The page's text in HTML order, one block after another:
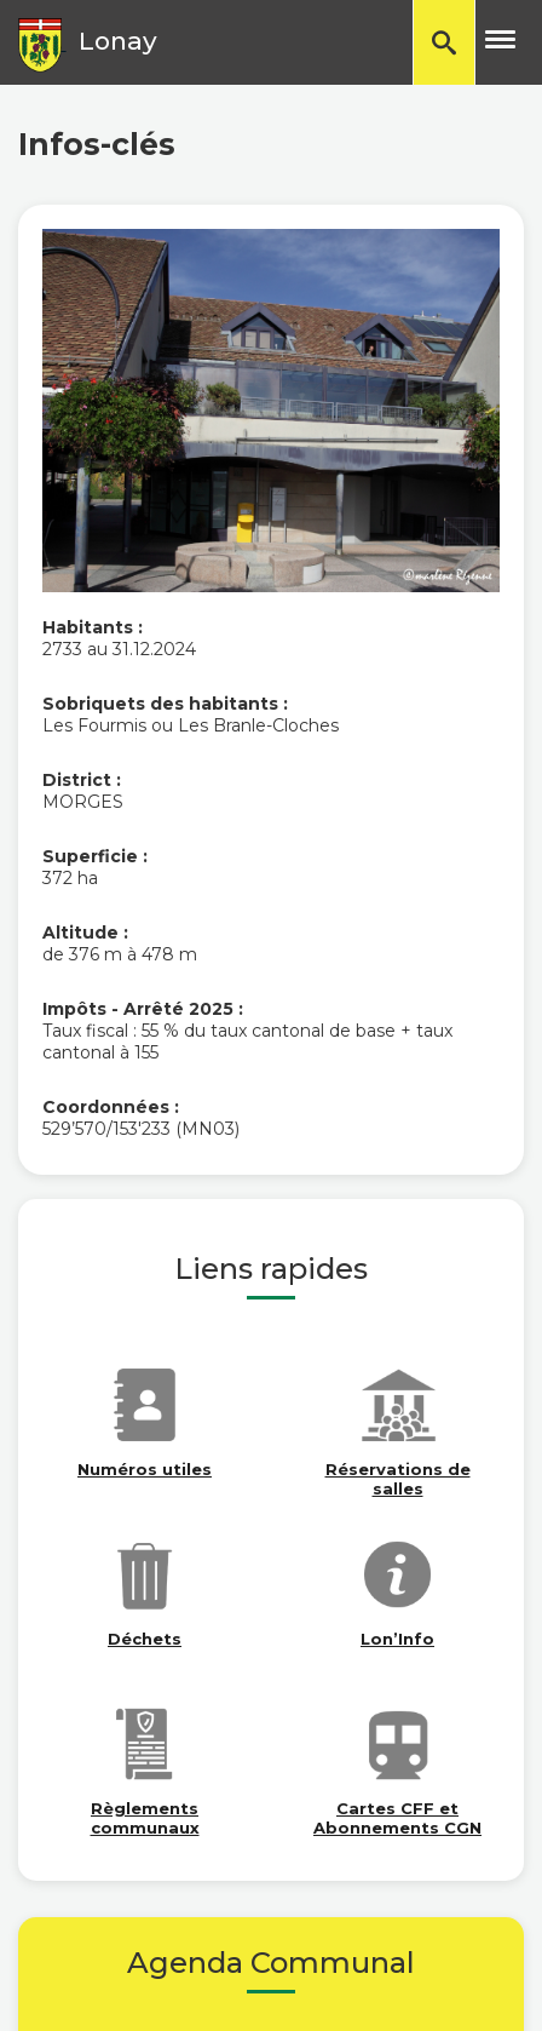
Lonay
Infos-clés
Habitants :
2733 au 31.12.2024
Sobriquets des habitants :
Les Fourmis ou Les Branle-Cloches
District :
MORGES
Superficie :
372 ha
Altitude :
de 376 m à 478 m
Impôts - Arrêté 2025 :
Taux fiscal : 55 % du taux cantonal de base + taux
cantonal à 155
Coordonnées :
529’570/153'233 (MN03)
Liens rapides
Numéros utiles
Réservations de
salles
Déchets Lon’Info
Règlements
communaux
Cartes CFF et
Abonnements CGN
Agenda Communal